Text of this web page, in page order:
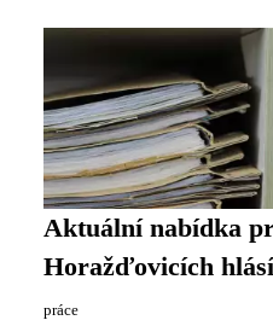
Aktuální nabídka
Horažďovicích
práce